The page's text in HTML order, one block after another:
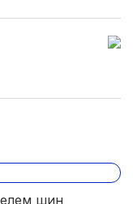
шин